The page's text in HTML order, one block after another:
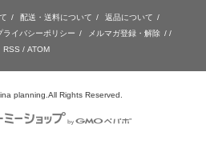
/ 配送・送料について / 返品について /
ライバシーポリシー / メルマガ登録・解除 / /
RSS / ATOM
planning.All Rights Reserved.